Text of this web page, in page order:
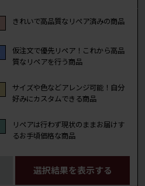
きれいで高品質なリペア済みの商品
仮注文で優先リペア！これから高品
質なリペアを行う商品
サイズや色などアレンジ可能！自分
好みにカスタムできる商品
リペアは行わず現状のままお届けす
るお手頃価格な商品
選択結果を表示する